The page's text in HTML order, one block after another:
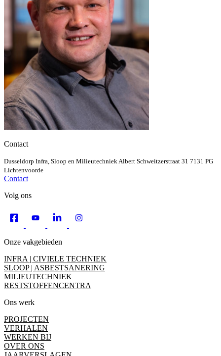
Contact
Dusseldorp Infra, Sloop en MilieutechniekAlbert Schweitzerstraat 31 7131 PG
Lichtenvoorde
Contact
Volg ons
Onze vakgebieden
INFRA | CIVIELE TECHNIEK
SLOOP | ASBESTSANERING
MILIEUTECHNIEK
RESTSTOFFENCENTRA
Ons werk
PROJECTEN
VERHALEN
WERKEN BIJ
OVER ONS